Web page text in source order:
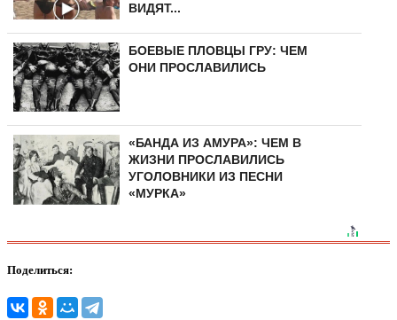
ВИДЯТ...
БОЕВЫЕ ПЛОВЦЫ ГРУ: ЧЕМ
ОНИ ПРОСЛАВИЛИСЬ
«БАНДА ИЗ АМУРА»: ЧЕМ В
ЖИЗНИ ПРОСЛАВИЛИСЬ
УГОЛОВНИКИ ИЗ ПЕСНИ
«МУРКА»
Поделиться: